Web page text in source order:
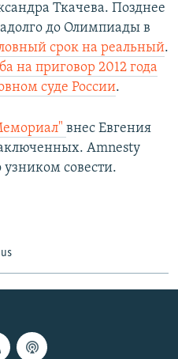
Ткачева. Позднее
до Олимпиады в
срок на реальный.
на приговор 2012 года
суде России.
внес Евгения
Amnesty
совести.